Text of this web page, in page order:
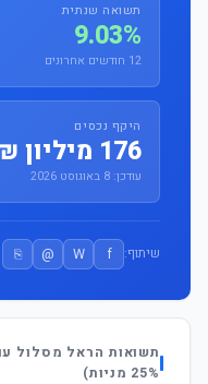
תשואה שנתית
9.03%
12 חודשים אחרונים
היקף נכסים
176 מיליון ₪
עודכן: 8 באוגוסט 2026
שיתוף: f
W
@
⎘
תשואות הראל מסלול
25% מניות)